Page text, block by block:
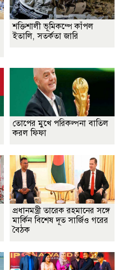
শক্তিশালী ভূমিকম্পে কাঁপল
ইতালি, সতর্কতা জারি
তোপের মুখে পরিকল্পনা বাতিল
করল ফিফা
প্রধানমন্ত্রী তারেক রহমানের সঙ্গে
মার্কিন বিশেষ দূত সার্জিও গরের
বৈঠক